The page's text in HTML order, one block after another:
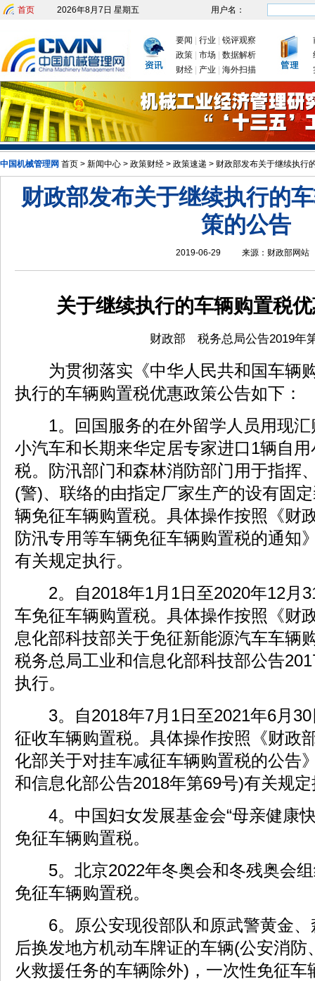
首页 2026年8月7日 星期五 用户名：
要闻 行业
锐评观察
政策
市场
数据解析
财经
产业 海外扫描
中国机械管理网 首页 > 新闻中心 > 政策财经 > 政策速递 > 财政部发布关于继续执行
发改委：九大举措有序推动企业复工复产
财政部发布关于继续执行的
策的公告
2019-06-29 来源： 财政部网站
关于继续执行的车辆购置税
财政部 税务总局公告2019年
为贯彻落实《中华人民共和国车辆
执行的车辆购置税优惠政策公告如下：
1。回国服务的在外留学人员用现汇
小汽车和长期来华定居专家进口1辆自
税。防汛部门和森林消防部门用于指挥
(警)、联络的由指定厂家生产的设有固
辆免征车辆购置税。具体操作按照《财
防汛专用等车辆免征车辆购置税的通知
有关规定执行。
2。自2018年1月1日至2020年12月
车免征车辆购置税。具体操作按照《财
息化部科技部关于免征新能源汽车车辆
税务总局工业和信息化部科技部公告
执行。
3。自2018年7月1日至2021年6月30
征收车辆购置税。具体操作按照《财政
化部关于对挂车减征车辆购置税的公告
和信息化部公告2018年第69号)有关规
4。中国妇女发展基金会“母亲健康快
免征车辆购置税。
5。北京2022年冬奥会和冬残奥会组
免征车辆购置税。
6。原公安现役部队和原武警黄金、
后换发地方机动车牌证的车辆(公安消
火救援任务的车辆除外)，一次性免征车